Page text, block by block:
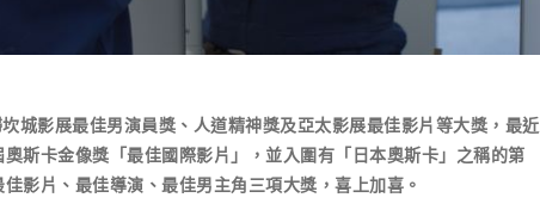
坎城影展最佳男演員獎、人道精神獎及亞太影展最佳影片等大獎，最近
斯卡金像獎「最佳國際影片」，並入圍有「日本奧斯卡」之稱的第
影片、最佳導演、最佳男主角三項大獎，喜上加喜。